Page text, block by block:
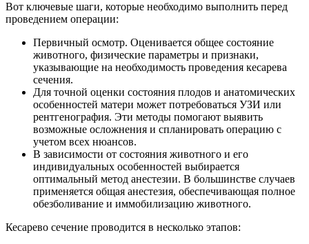
Вот ключевые шаги, которые необходимо выполнить перед
проведением операции:
Первичный осмотр. Оценивается общее состояние
животного, физические параметры и признаки,
указывающие на необходимость проведения кесарева
сечения.
Для точной оценки состояния плодов и анатомических
особенностей матери может потребоваться УЗИ или
рентгенография. Эти методы помогают выявить
возможные осложнения и спланировать операцию с
учетом всех нюансов.
В зависимости от состояния животного и его
индивидуальных особенностей выбирается
оптимальный метод анестезии. В большинстве случаев
применяется общая анестезия, обеспечивающая полное
обезболивание и иммобилизацию животного.
Кесарево сечение проводится в несколько этапов: